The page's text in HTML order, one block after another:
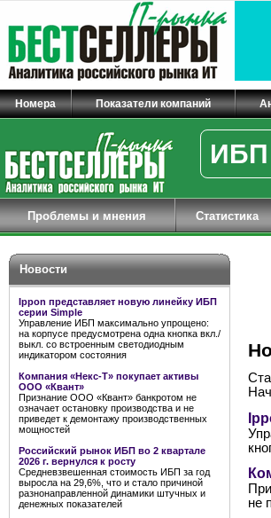
Номера Показатели компаний
Проблемы и мнения Статистика
Новости
Ippon представляет новую линейку ИБП
серии Simple
Управление ИБП максимально упрощено:
на корпусе предусмотрена одна кнопка вкл./
выкл. со встроенным светодиодным
индикатором состояния
Компания «Некс-Т» покупает активы
ООО «Квант»
Признание ООО «Квант» банкротом не
означает остановку производства и не
приведет к демонтажу производственных
мощностей
Российский рынок ИБП во 2 квартале
2026 г. вернулся к росту
Средневзвешенная стоимость ИБП за год
выросла на 29,6%, что и стало причиной
разнонаправленной динамики штучных и
денежных показателей
не